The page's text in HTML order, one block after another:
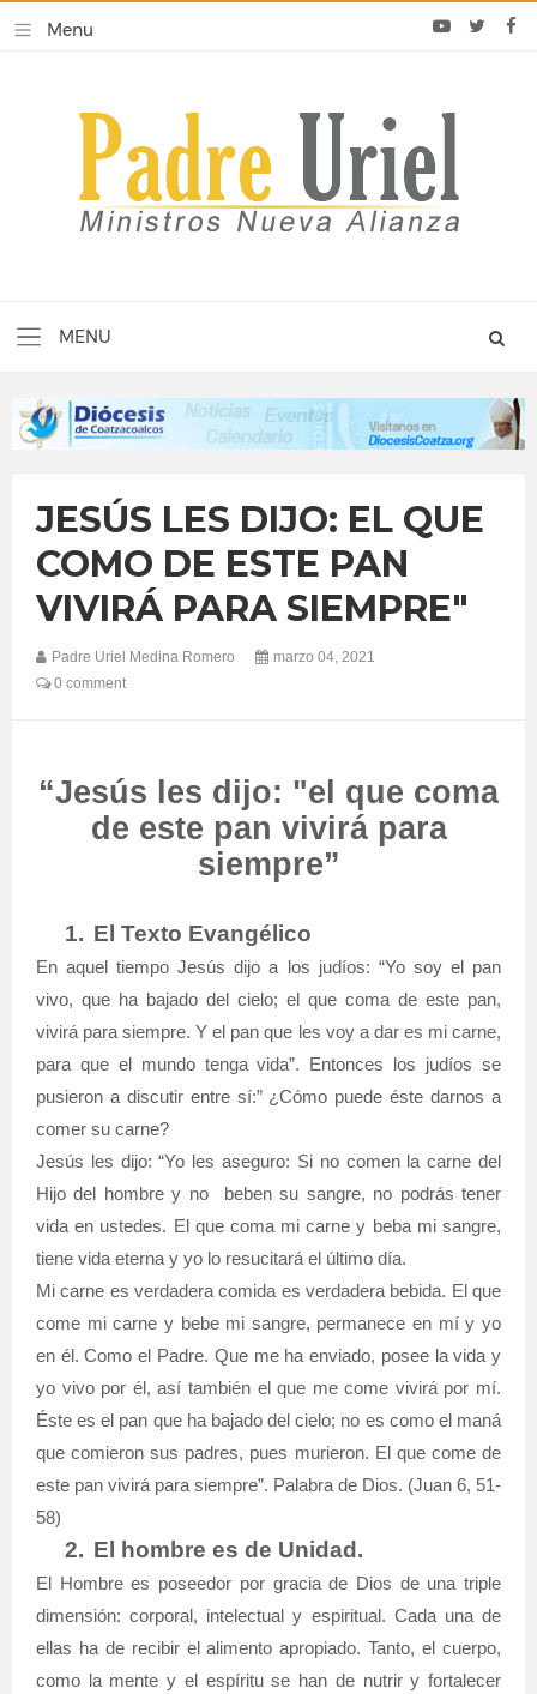
JESÚS LES DIJO: EL QUE
COMO DE ESTE PAN
VIVIRÁ PARA SIEMPRE"
Padre Uriel Medina Romero
marzo 04, 2021
0 comment
“Jesús les dijo: "el que coma
de este pan vivirá para
siempre”
1. El Texto Evangélico
En aquel tiempo Jesús dijo a los judíos: “Yo soy el pan
vivo, que ha bajado del cielo; el que coma de este pan,
vivirá para siempre. Y el pan que les voy a dar es mi carne,
para que el mundo tenga vida”. Entonces los judíos se
pusieron a discutir entre sí:” ¿Cómo puede éste darnos a
comer su carne?
Jesús les dijo: “Yo les aseguro: Si no comen la carne del
Hijo del hombre y no
beben su sangre, no podrás tener
vida en ustedes. El que coma mi carne y beba mi sangre,
tiene vida eterna y yo lo resucitará el último día.
Mi carne es verdadera comida es verdadera bebida. El que
come mi carne y bebe mi sangre, permanece en mí y yo
en él. Como el Padre. Que me ha enviado, posee la vida y
yo vivo por él, así también el que me come vivirá por mí.
Éste es el pan que ha bajado del cielo; no es como el maná
que comieron sus padres, pues murieron. El que come de
este pan vivirá para siempre”. Palabra de Dios. (Juan 6, 51-
58)
2. El hombre es de Unidad.
El Hombre es poseedor por gracia de Dios de una triple
dimensión: corporal, intelectual y espiritual. Cada una de
ellas ha de recibir el alimento apropiado. Tanto, el cuerpo,
como la mente y el espíritu se han de nutrir y fortalecer